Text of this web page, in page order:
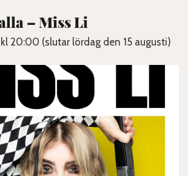
– Miss Li
20:00 (slutar lördag den 15 augusti)